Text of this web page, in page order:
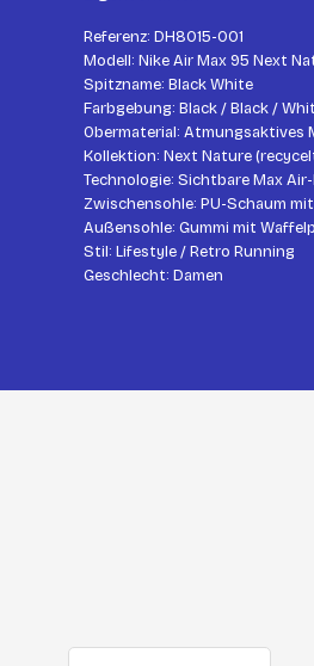
Referenz: DH8015-001
Modell: Nike Air Max 95 Next
Spitzname: Black White
Farbgebung: Black / Black /
Obermaterial: Atmungsaktives
Kollektion: Next Nature
Technologie: Sichtbare Max
Zwischensohle: PU-Schaum
Außensohle: Gummi mit
Stil: Lifestyle / Retro Running
Geschlecht: Damen